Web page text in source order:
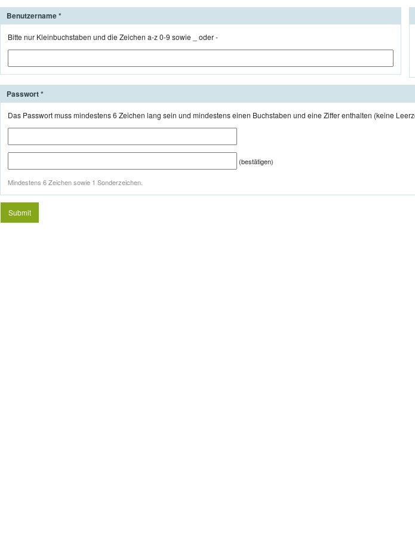
Benutzername
Bitte nur Kleinbuchstaben und die Zeichen a-z 0-9 sowie _ oder -
Passwort
Das Passwort muss mindestens 6 Zeichen lang sein und mindestens einen Buchstaben und eine Ziffer enthalten (keine
(bestätigen)
Mindestens 6 Zeichen sowie 1 Sonderzeichen.
Submit